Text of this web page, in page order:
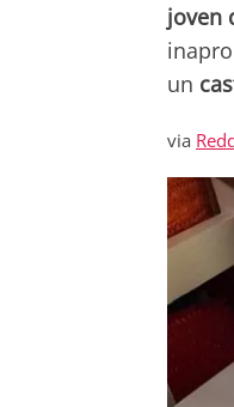
joven
un
via